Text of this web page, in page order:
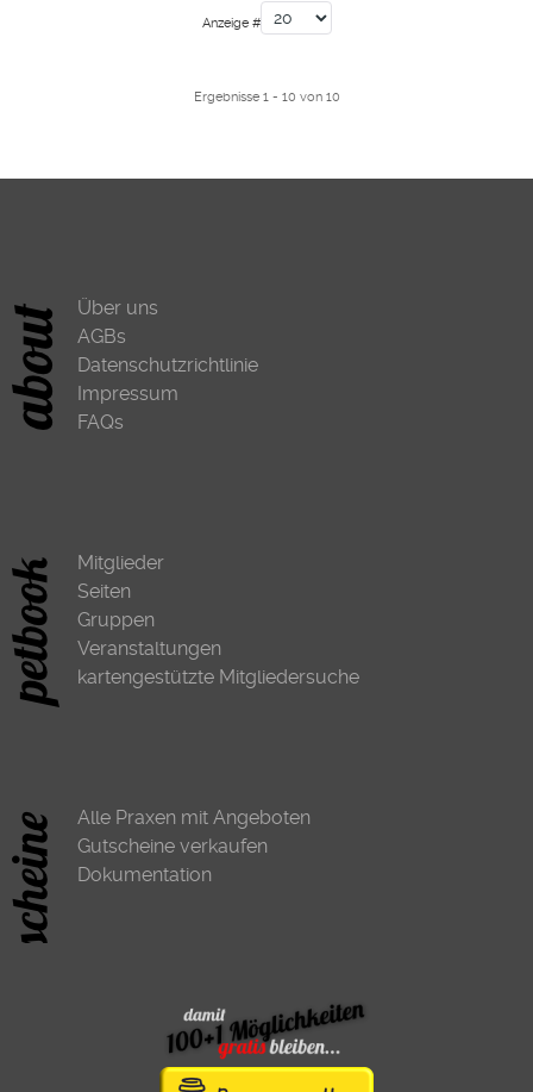
Anzeige #
Ergebnisse 1 - 10 von 10
Über uns
AGBs
Datenschutzrichtlinie
Impressum
FAQs
Mitglieder
Seiten
Gruppen
Veranstaltungen
kartengestützte Mitgliedersuche
Alle Praxen mit Angeboten
Gutscheine verkaufen
Dokumentation